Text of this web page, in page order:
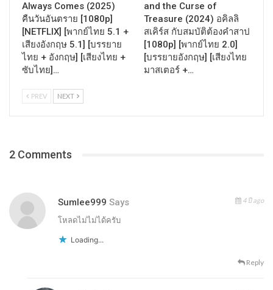
Always Comes (2025)
คืนวันอันตราย [1080p]
[NETFLIX] [พากย์ไทย 5.1 +
เสียงอังกฤษ 5.1] [บรรยาย
ไทย + อังกฤษ] [เสียงไทย +
ซับไทย]…
and the Curse of
Treasure (2024) อคิลลิ
สเคิร์ส กับสมบัติต้องคำสาป
[1080p] [พากย์ไทย 2.0]
[บรรยายอังกฤษ] [เสียงไทย
มาสเตอร์ +…
PREV NEXT
2 Comments
Sumlee999 Says 4 ปี ago
โหลดไม่ไม่ได้ครับ
Loading...
Reply